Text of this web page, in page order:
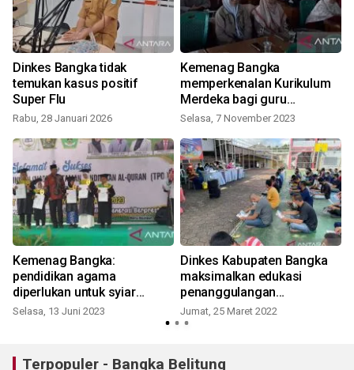
Dinkes Bangka tidak
temukan kasus positif
Super Flu
Rabu, 28 Januari 2026
Kemenag Bangka
memperkenalan Kurikulum
Merdeka bagi guru
madrasah
Selasa, 7 November 2023
Kemenag Bangka:
pendidikan agama
diperlukan untuk syiar
dakwah
Selasa, 13 Juni 2023
Dinkes Kabupaten Bangka
maksimalkan edukasi
penanggulangan
tuberkulosis
Jumat, 25 Maret 2022
Terpopuler - Bangka Belitung